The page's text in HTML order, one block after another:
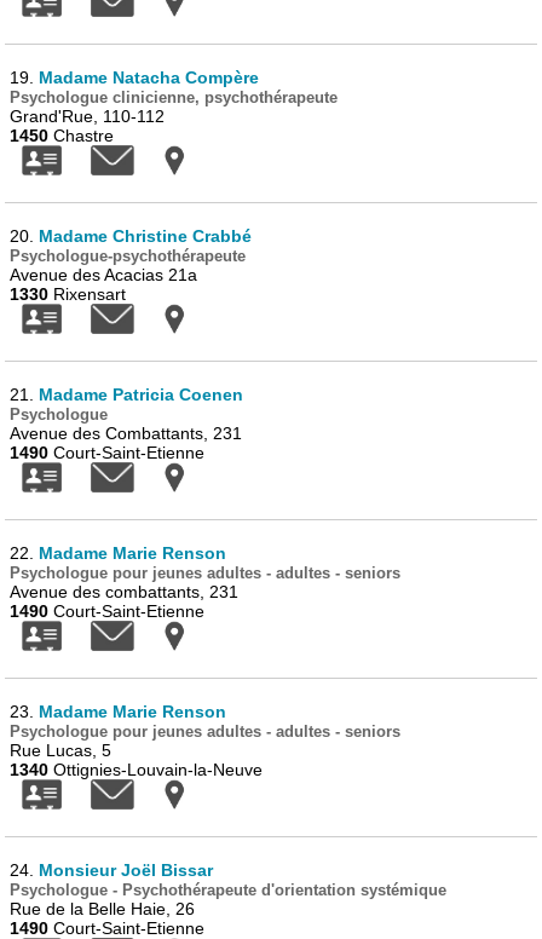
19. Madame Natacha Compère
Psychologue clinicienne, psychothérapeute
Grand'Rue, 110-112
1450 Chastre
20. Madame Christine Crabbé
Psychologue-psychothérapeute
Avenue des Acacias 21a
1330 Rixensart
21. Madame Patricia Coenen
Psychologue
Avenue des Combattants, 231
1490 Court-Saint-Etienne
22. Madame Marie Renson
Psychologue pour jeunes adultes - adultes - seniors
Avenue des combattants, 231
1490 Court-Saint-Etienne
23. Madame Marie Renson
Psychologue pour jeunes adultes - adultes - seniors
Rue Lucas, 5
1340 Ottignies-Louvain-la-Neuve
24. Monsieur Joël Bissar
Psychologue - Psychothérapeute d'orientation systémique
Rue de la Belle Haie, 26
1490 Court-Saint-Etienne